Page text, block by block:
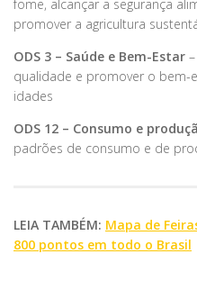
fome, alcançar a segurança
promover a agricultura
ODS 3 – Saúde e Bem-Estar
qualidade e promover o
idades
ODS 12 – Consumo e
padrões de consumo e de
LEIA TAMBÉM: Mapa de
800 pontos em todo o Brasil